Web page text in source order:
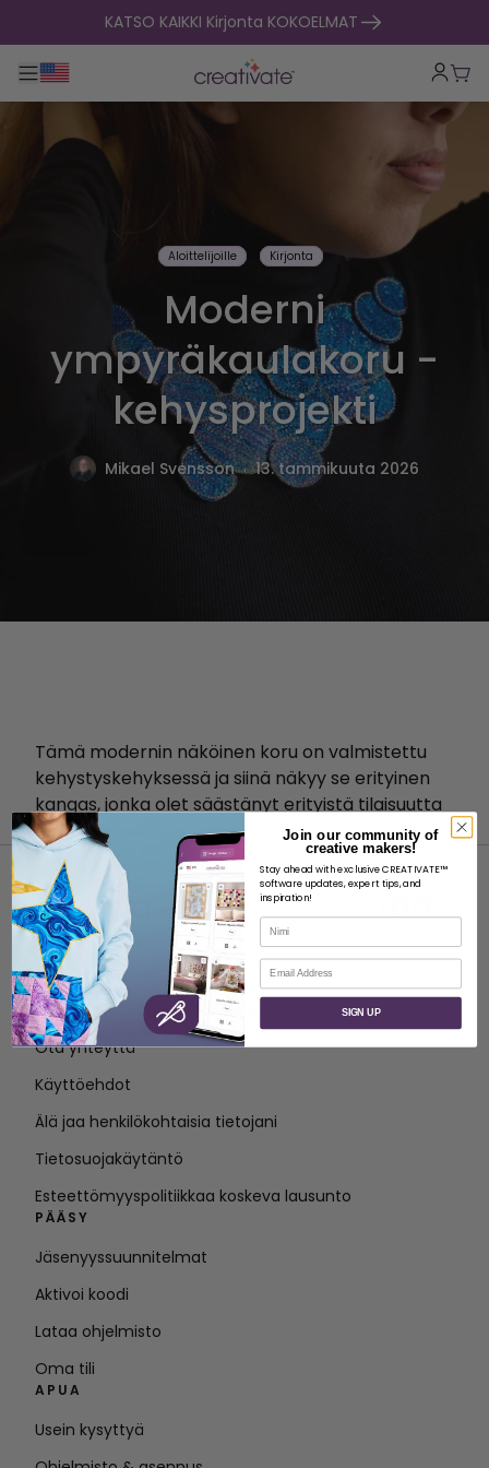
Siirry sisältöönKATSO KAIKKI Kirjonta KOKOELMAT
Toggle päänavigointi
Aloittelijoille Kirjonta
Moderni
ympyräkaulakoru -
kehysprojekti
Mikael Svensson . 13. tammikuuta 2026
Tämä modernin näköinen koru on valmistettu
kehystyskehyksessä ja siinä näkyy se erityinen
kangas, jonka olet säästänyt erityistä tilaisuutta
varten.
MEISTÄ
Tietoja SVP Worldwide -yrityksestä
Ota yhteyttä
Käyttöehdot
Älä jaa henkilökohtaisia tietojani
Tietosuojakäytäntö
Esteettömyyspolitiikkaa koskeva lausunto
PÄÄSY
Jäsenyyssuunnitelmat
Aktivoi koodi
Lataa ohjelmisto
Oma tili
APUA
Usein kysyttyä
Join our community of
creative makers!
Stay ahead with exclusive CREATIVATE™
software updates, expert tips, and
inspiration!
Nimi
Sähköposti
SIGN UP